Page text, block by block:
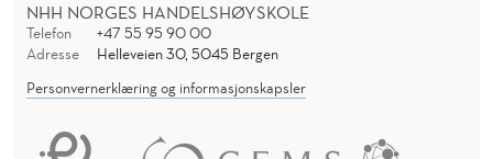
NHH NORGES HANDELSHØYSKOLE
Telefon
+47 55 95 90 00
Adresse
Helleveien 30, 5045 Bergen
Personvernerklæring og informasjonskapsler